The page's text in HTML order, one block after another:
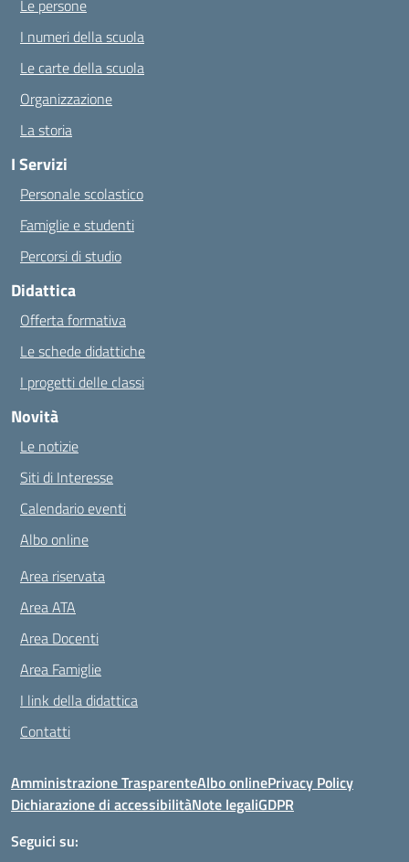
Le persone
I numeri della scuola
Le carte della scuola
Organizzazione
La storia
I Servizi
Personale scolastico
Famiglie e studenti
Percorsi di studio
Didattica
Offerta formativa
Le schede didattiche
I progetti delle classi
Novità
Le notizie
Siti di Interesse
Calendario eventi
Albo online
Area riservata
Area ATA
Area Docenti
Area Famiglie
I link della didattica
Contatti
Amministrazione TrasparenteAlbo onlinePrivacy Policy
Dichiarazione di accessibilitàNote legaliGDPR
Seguici su: